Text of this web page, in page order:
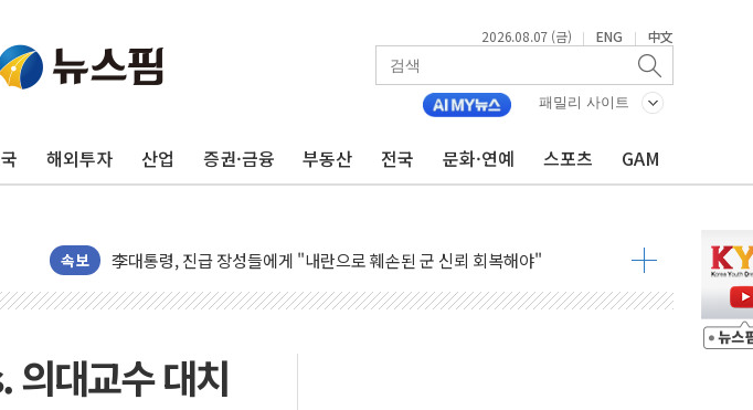
2026.08.07 (금) | ENG | 中文
패밀리 사이트
해외투자 산업 증권·금융 부동산 전국 문화·연예 스포츠 GAM
속보
금투협, ChatGPT로 투자 웹리포트 만든다…AI 금융데이터 분석 과정 개설
우리자산운용, MMF 순자산 30조 돌파…증시 급락에 업계 1위
TBH글로벌, 상반기 매출 1006억원…전년비 13.9% 증가
건설 불황 속 내실 다진 한샘…B2B 확장으로 성장동력 확보
"내년 메모리 물량 동났다"…선수금 내걸고 확보 전쟁
대교수 대치